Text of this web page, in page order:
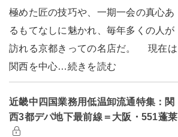
極めた匠の技巧や、一期一会の真心あ
るもてなしに魅かれ、毎年多くの人が
訪れる京都きっての名店だ。 現在は
関西を中心…続きを読む
近畿中四国業務用低温卸流通特集：関
西3都デパ地下最前線＝大阪・551蓬莱